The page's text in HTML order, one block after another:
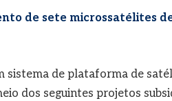
de sete microssatélites
sistema de plataforma de
dos seguintes projetos